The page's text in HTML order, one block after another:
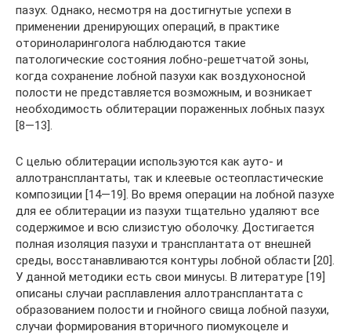
пазух. Однако, несмотря на достигнутые успехи в
применении дренирующих операций, в практике
оториноларинголога наблюдаются такие
патологические состояния лобно-решетчатой зоны,
когда сохранение лобной пазухи как воздухоносной
полости не представляется возможным, и возникает
необходимость облитерации пораженных лобных пазух
[8—13].
С целью облитерации используются как ауто- и
аллотрансплантаты, так и клеевые остеопластические
композиции [14—19]. Во время операции на лобной пазухе
для ее облитерации из пазухи тщательно удаляют все
содержимое и всю слизистую оболочку. Достигается
полная изоляция пазухи и трансплантата от внешней
среды, восстанавливаются контуры лобной области [20].
У данной методики есть свои минусы. В литературе [19]
описаны случаи расплавления аллотрансплантата с
образованием полости и гнойного свища лобной пазухи,
случаи формирования вторичного пиомукоцеле и